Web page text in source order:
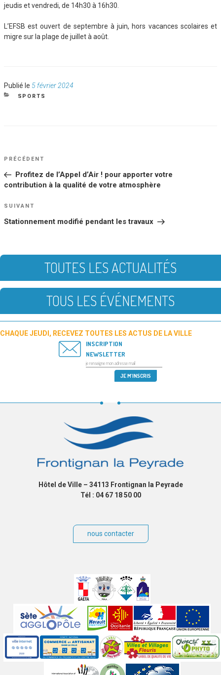
jeudis et vendredi, de 14h30 à 16h30.
L’EFSB est ouvert de septembre à juin, hors vacances scolaires et
migre sur la plage de juillet à août.
Publié le Publié
le
5 février 2024
CATÉGORIES
SPORTS
NAVIGATION
DE
L’ARTICLE
Article
PRÉCÉDENT
Profitez de l’Appel d’Air ! pour apporter votre
contribution à la qualité de votre atmosphère
Article
SUIVANT
Stationnement modifié pendant les travaux
TOUTES LES ACTUALITÉS
TOUS LES ÉVÉNEMENTS
CHAQUE JEUDI, RECEVEZ TOUTES LES ACTUS DE LA VILLE
INSCRIPTION
NEWSLETTER
Hôtel de Ville – 34113 Frontignan la Peyrade
Tél : 04 67 18 50 00
nous contacter
partenaires
Labels